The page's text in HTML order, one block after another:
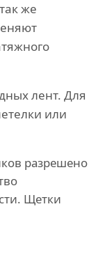
же
лент. Для
или
разрешено
Щетки